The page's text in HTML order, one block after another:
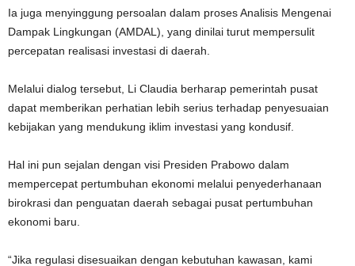
Ia juga menyinggung persoalan dalam proses Analisis Mengenai
Dampak Lingkungan (AMDAL), yang dinilai turut mempersulit
percepatan realisasi investasi di daerah.
Melalui dialog tersebut, Li Claudia berharap pemerintah pusat
dapat memberikan perhatian lebih serius terhadap penyesuaian
kebijakan yang mendukung iklim investasi yang kondusif.
Hal ini pun sejalan dengan visi Presiden Prabowo dalam
mempercepat pertumbuhan ekonomi melalui penyederhanaan
birokrasi dan penguatan daerah sebagai pusat pertumbuhan
ekonomi baru.
“Jika regulasi disesuaikan dengan kebutuhan kawasan, kami